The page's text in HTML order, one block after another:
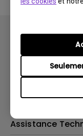
Produits
Vidéoprojecteurs
Éclairage
Business Display
Assistance